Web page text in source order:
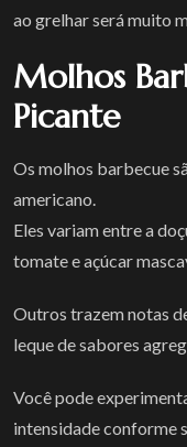
ao grelhar será muito
Molhos
Picante
Os molhos barbecue
americano.
Eles variam entre a
tomate e açúcar
Outros trazem notas
leque de sabores
Você pode
intensidade conforme